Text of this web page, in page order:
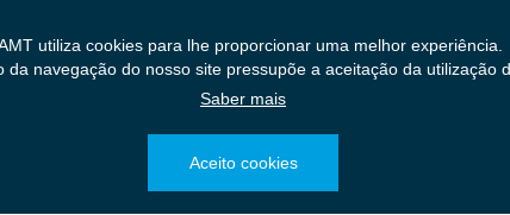
utiliza cookies para lhe proporcionar uma melhor experiência.
da navegação do nosso site pressupõe a aceitação da utilização
Saber mais
Aceito cookies